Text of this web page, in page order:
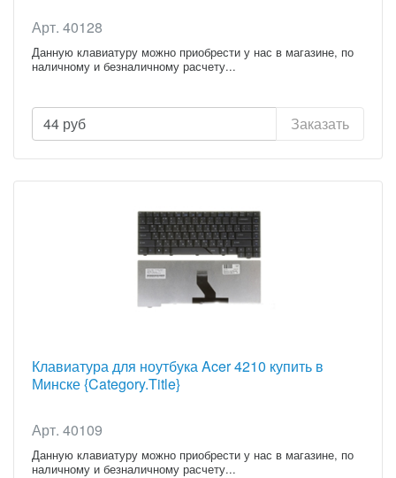
Арт. 40128
Данную клавиатуру можно приобрести у нас в магазине, по
наличному и безналичному расчету...
44 руб Заказать
Клавиатура для ноутбука Acer 4210 купить в
Минске {Category.Title}
Арт. 40109
Данную клавиатуру можно приобрести у нас в магазине, по
наличному и безналичному расчету...